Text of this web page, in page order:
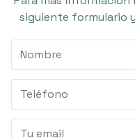
siguiente formulario